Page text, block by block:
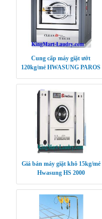
Cung cấp máy giặt ướt
120kg/mẻ HWASUNG PAROS
Giá bán máy giặt khô 15kg/mẻ
Hwasung HS 2000